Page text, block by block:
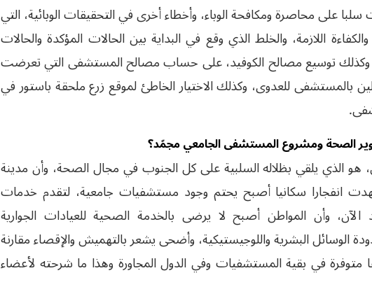
على محاصرة ومكافحة الوباء، وأخطاء أخرى في التحقيقات الوبائية، التي
اللازمة، والخلط الذي وقع في البداية بين الحالات المؤكدة والحالات
وكذلك توسيع مصالح الكوفيد، على حساب مصالح المستشفى التي تعرضت
بالمستشفى للعدوى، وكذلك الاختيار الخاطئ لموقع زرع ملحقة باستور في
الصحة ومشروع المستشفى الجامعي مجمّد؟
هو الذي يلقي بظلاله السلبية على كل الجنوب في مجال الصحة، وأن مدينة
انفجارا سكانيا أصبح يحتم وجود مستشفيات جامعية، لتقدم خدمات
وأن المواطن أصبح لا يرضى بالخدمة الصحية للعيادات الجوارية
الوسائل البشرية واللوجيستيكية، وأضحى يشعر بالتهميش والإقصاء مقارنة
متوفرة في بقية المستشفيات وفي الدول المجاورة وهذا ما شرحته لأعضاء